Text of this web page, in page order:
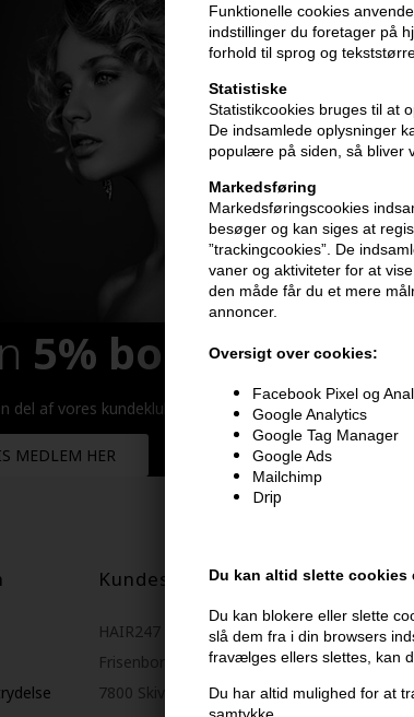
Funktionelle cookies
indstillinger du foretager på
forhold til sprog og
Statistiske
Statistikcookies bruges til at
De indsamlede oplysninger
populære på siden, så bliver
Markedsføring
Markedsføringscookies
besøger og kan siges at
”trackingcookies”. De
vaner og aktiviteter for at
den måde får du et mere
annoncer.
Oversigt over cookies:
Facebook Pixel og
Google Analytics
Google Tag Manager
Google Ads
Mailchimp
Drip
Du kan altid slette
Du kan blokere eller slette
slå dem fra i din browsers
fravælges ellers slettes, kan
Du har altid mulighed for at
5% bonuskroner
del af vores kundeklub og optjen rabatter når du
MEDLEM HER
Kundeservice
HAIR247
Frisenborgvej 6A
7800 Skive
Tilmeld dig
Navn